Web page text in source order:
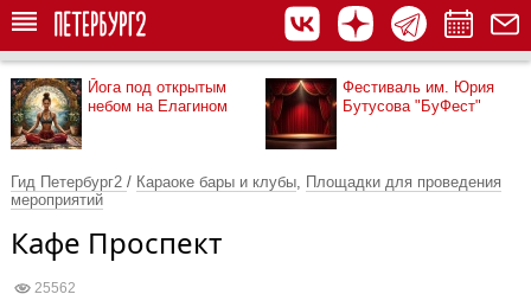
Йога под открытым
небом на Елагином
Фестиваль им. Юрия
Бутусова "БуФест"
Гид Петербург2 / Караоке бары и клубы, Площадки для проведения
мероприятий
Кафе Проспект
25562